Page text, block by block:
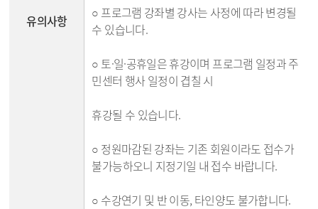
유의사항
○ 프로그램 강좌별 강사는 사정에 따라 변경될
수 있습니다.
○ 토·일·공휴일은 휴강이며 프로그램 일정과 주
민센터 행사 일정이 겹칠 시
휴강될 수 있습니다.
○ 정원마감된 강좌는 기존 회원이라도 접수가
불가능하오니 지정기일 내 접수 바랍니다.
○ 수강연기 및 반 이동, 타인양도 불가합니다.